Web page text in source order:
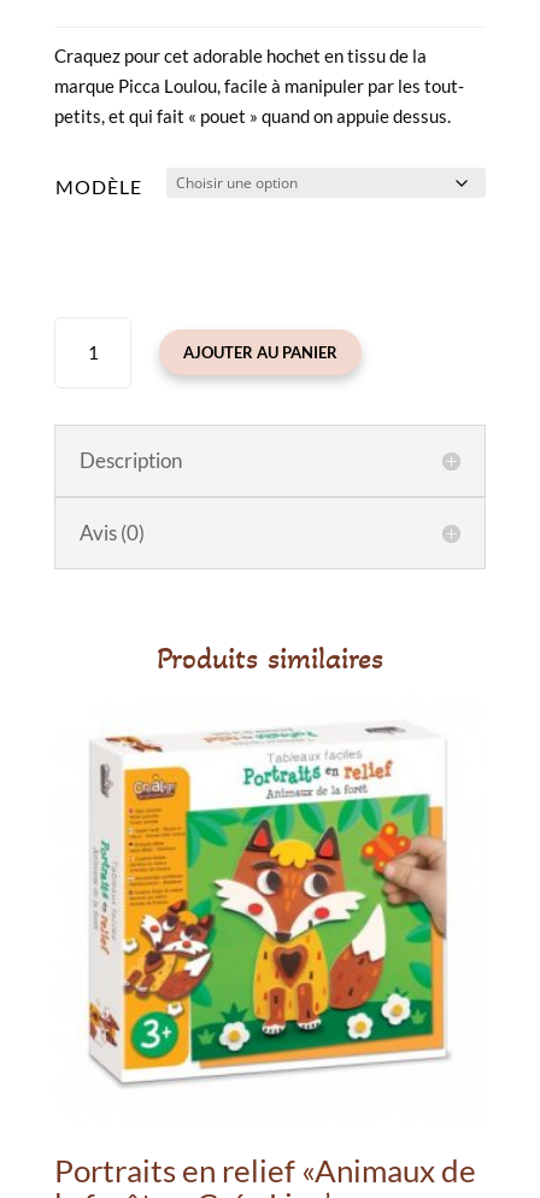
initial
était :
actuel
est :
Craquez pour cet adorable hochet en tissu de la
marque Picca Loulou, facile à manipuler par les tout-
petits, et qui fait « pouet » quand on appuie dessus.
MODÈLE
Picca
Loulou
AJOUTER AU PANIER
Description
Avis (0)
Produits similaires
Portraits en relief «Animaux de